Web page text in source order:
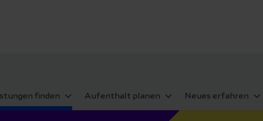
finden Aufenthalt planen Neues erfahren